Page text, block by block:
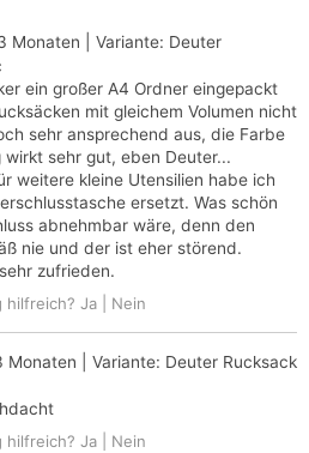
Monaten | Variante: Deuter
ein großer A4 Ordner eingepackt
mit gleichem Volumen nicht
sehr ansprechend aus, die Farbe
sehr gut, eben Deuter...
weitere kleine Utensilien habe ich
ersetzt. Was schön
abnehmbar wäre, denn den
nie und der ist eher störend.
zufrieden.
hilfreich? Ja Nein
Monaten | Variante: Deuter Rucksack
hilfreich? Ja Nein